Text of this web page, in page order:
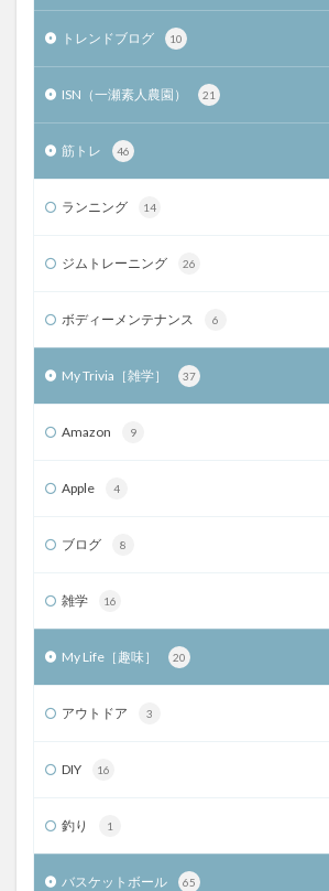
トレンドブログ 10
ISN（一瀬素人農園） 21
筋トレ 46
ランニング 14
ジムトレーニング 26
ボディーメンテナンス 6
My Trivia［雑学］ 37
Amazon 9
Apple 4
ブログ 8
雑学 16
My Life［趣味］ 20
アウトドア 3
DIY 16
釣り 1
バスケットボール 65